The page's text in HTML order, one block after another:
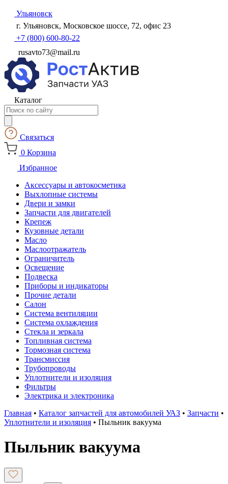
Ульяновск
г. Ульяновск, Московское шоссе, 72, офис 23
+7 (800) 600-80-22
rusavto73@mail.ru
Каталог
Поиск
товаров
Связаться
0 Корзина
Избранное
Аксессуары и автокосметика
Выхлопные системы
Двери и замки
Запчасти для двигателей
Крепеж
Кузовные детали
Масло
Маслоотражатель
Ограничитель
Освещение
Подвеска
Приборы и индикаторы
Прочие детали
Салон
Система вентиляции
Система охлаждения
Стекла и зеркала
Топливная система
Тормозная система
Трансмиссия
Трубопроводы
Уплотнители и изоляция
Фильтры
Электрика и электроника
Главная • Каталог запчастей для автомобилей УАЗ • Запчасти •
Уплотнители и изоляция • Пыльник вакуума
Пыльник вакуума